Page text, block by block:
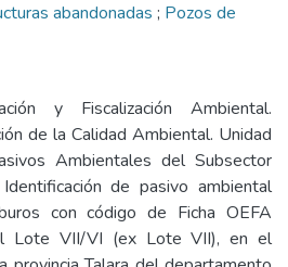
abandonadas ; Pozos de
y Fiscalización Ambiental.
de la Calidad Ambiental. Unidad
Ambientales del Subsector
de pasivo ambiental
con código de Ficha OEFA
Lote VII/VI (ex Lote VII), en el